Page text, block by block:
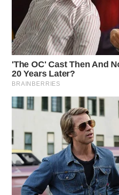
WAHANA
KONSUMEN
WAHANA
LISTRIK
TRAVEL
WAHANA
TV
WAHANANEWS
ID